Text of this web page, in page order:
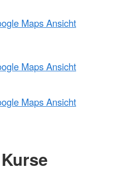
Maps Ansicht
Maps Ansicht
Maps Ansicht
Kurse